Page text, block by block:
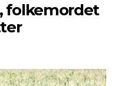
folkemordet